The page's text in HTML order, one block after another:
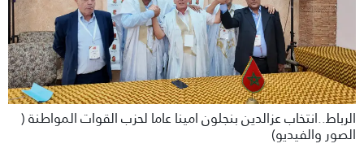
الرباط..انتخاب عزالدين بنجلون امينا عاما لحزب القوات المواطنة (
الصور والفيديو)